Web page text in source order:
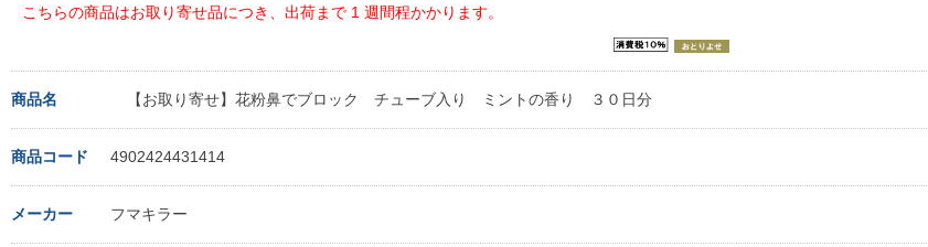
こちらの商品はお取り寄せ品につき、出荷まで 1 週間程かかります。
商品名 【お取り寄せ】花粉鼻でブロック チューブ入り ミントの香り ３０日分
商品コード 4902424431414
メーカー フマキラー